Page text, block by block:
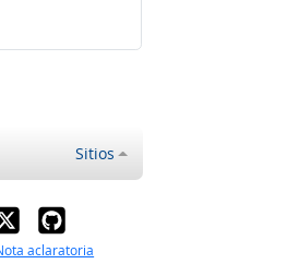
Sitios
aclaratoria